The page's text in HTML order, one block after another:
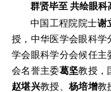
群贤毕至 共绘眼科
中国工程院院士谢
授，中华医学会眼科学
学会眼科学分会候任主
会名誉主委葛坚教授，
赵堪兴教授、 杨培增教